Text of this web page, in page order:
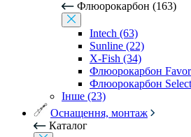
Флюорокарбон (163)
Intech (63)
Sunline (22)
X-Fish (34)
Флюорокарбон
Флюорокарбон
Інше (23)
Оснащення, монтаж
Каталог